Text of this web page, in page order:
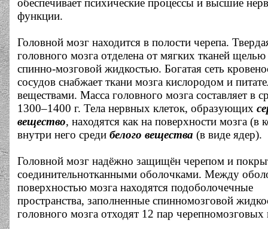
обеспечивает психические процессы и высшие
функции.
Головной мозг находится в полости черепа.
головного мозга отделена от мягких тканей щелью
спинно-мозговой жидкостью. Богатая сеть
сосудов снабжает ткани мозга кислородом и
веществами. Масса головного мозга составляет в
1300–1400 г. Тела нервных клеток, образующих
вещество, находятся как на поверхности мозга (в
внутри него среди белого вещества (в виде ядер).
Головной мозг надёжно защищён черепом и
соединительнотканными оболочками. Между
поверхностью мозга находятся подоболочечные
пространства, заполненные спинномозговой
головного мозга отходят 12 пар черепномозговых